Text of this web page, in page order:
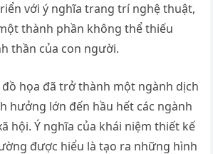
với ý nghĩa trang trí nghệ thuật,
thành phần không thể thiếu
thần của con người.
đồ họa đã trở thành một ngành dịch
hưởng lớn đến hầu hết các ngành
hội. Ý nghĩa của khái niệm thiết kế
được hiểu là tạo ra những hình